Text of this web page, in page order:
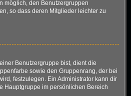
möglich, den Benutzergruppen
so dass deren Mitglieder leichter zu
Benutzergruppe bist, dient die
sowie den Gruppenrang, der bei
festzulegen. Ein Administrator kann dir
Hauptgruppe im persönlichen Bereich